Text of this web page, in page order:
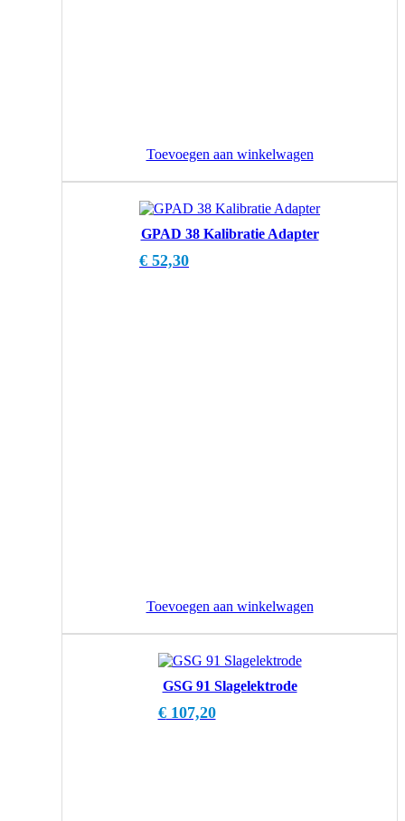
Toevoegen aan winkelwagen
GPAD 38 Kalibratie Adapter
€ 52,30
Toevoegen aan winkelwagen
GSG 91 Slagelektrode
€107,20